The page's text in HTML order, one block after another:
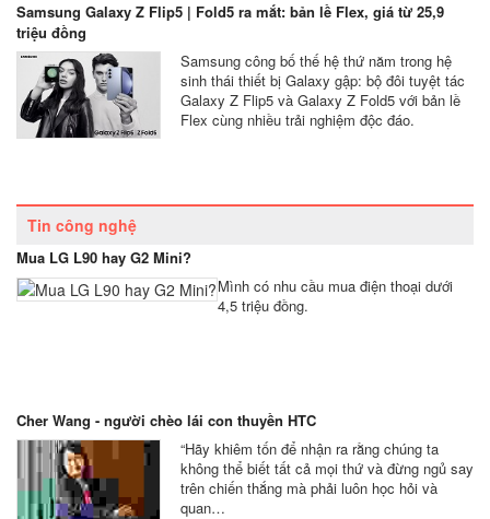
Samsung Galaxy Z Flip5 | Fold5 ra mắt: bản lề Flex, giá từ 25,9
triệu đồng
Samsung công bố thế hệ thứ năm trong hệ
sinh thái thiết bị Galaxy gập: bộ đôi tuyệt tác
Galaxy Z Flip5 và Galaxy Z Fold5 với bản lề
Flex cùng nhiều trải nghiệm độc đáo.
Tin công nghệ
Mua LG L90 hay G2 Mini?
Mình có nhu cầu mua điện thoại dưới
4,5 triệu đồng.
Cher Wang - người chèo lái con thuyền HTC
“Hãy khiêm tốn để nhận ra rằng chúng ta
không thể biết tất cả mọi thứ và đừng ngủ say
trên chiến thắng mà phải luôn học hỏi và
quan…